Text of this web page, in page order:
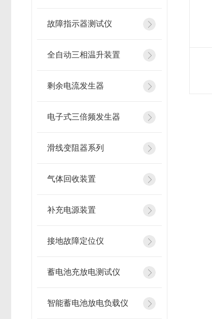
故障指示器测试仪
全自动三相温升装置
剩余电流发生器
电子式三倍频发生器
滑线变阻器系列
气体回收装置
补充电源装置
接地故障定位仪
蓄电池充放电测试仪
智能蓄电池放电负载仪